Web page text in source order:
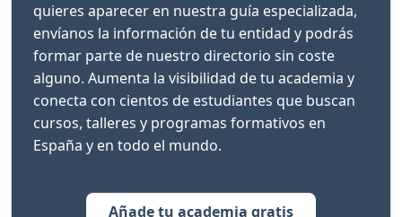
quieres aparecer en nuestra guía especializada,
envíanos la información de tu entidad y podrás
formar parte de nuestro directorio sin coste
alguno. Aumenta la visibilidad de tu academia y
conecta con cientos de estudiantes que buscan
cursos, talleres y programas formativos en
España y en todo el mundo.
Añade tu academia gratis